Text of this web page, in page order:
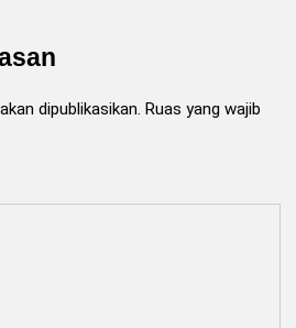
dipublikasikan. Ruas yang wajib